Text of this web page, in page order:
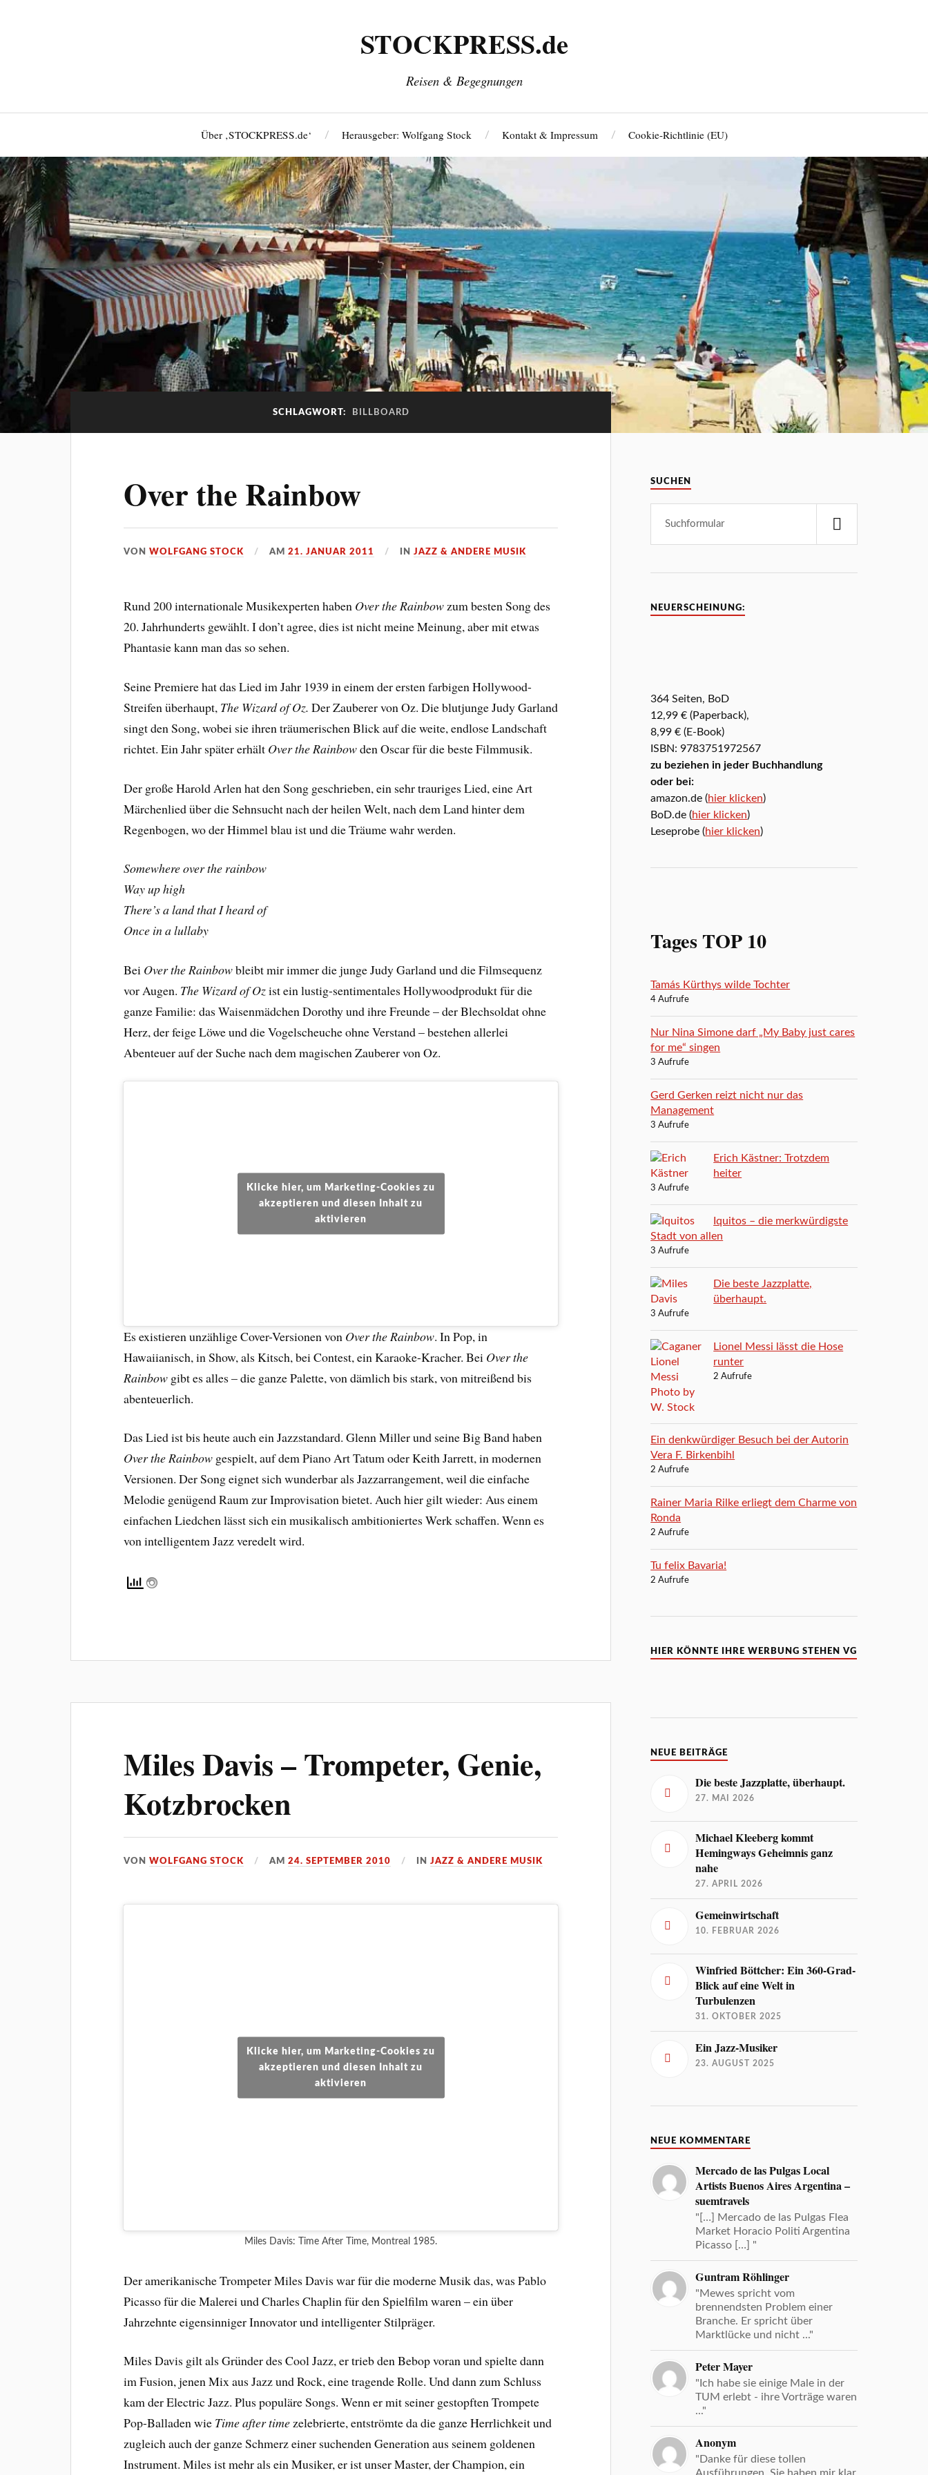
STOCKPRESS.de
Reisen & Begegnungen
Über ‚STOCKPRESS.de‘ Herausgeber: Wolfgang Stock Kontakt & Impressum Cookie-Richtlinie (EU)
SCHLAGWORT: BILLBOARD
Over the Rainbow
VONWOLFGANG STOCK AM21. JANUAR 2011 INJAZZ & ANDERE MUSIK
Rund 200 internationale Musikexperten haben Over the Rainbowzum besten Song des
20. Jahrhunderts gewählt. I don’t agree, dies ist nicht meine Meinung, aber mit etwas
Phantasie kann man das so sehen.
Seine Premiere hat das Lied im Jahr 1939 in einem der ersten farbigen Hollywood-
Streifen überhaupt, The Wizard of Oz. Der Zauberer von Oz. Die blutjunge Judy Garland
singt den Song, wobei sie ihren träumerischen Blick auf die weite, endlose Landschaft
richtet. Ein Jahr später erhält Over the Rainbowden Oscar für die beste Filmmusik.
Der große Harold Arlen hat den Song geschrieben, ein sehr trauriges Lied, eine Art
Märchenlied über die Sehnsucht nach der heilen Welt, nach dem Land hinter dem
Regenbogen, wo der Himmel blau ist und die Träume wahr werden.
Somewhere over the rainbow
Way up high
There’s a land that I heard of
Once in a lullaby
Bei Over the Rainbowbleibt mir immer die junge Judy Garland und die Filmsequenz
vor Augen. The Wizard of Ozist ein lustig-sentimentales Hollywoodprodukt für die
ganze Familie: das Waisenmädchen Dorothy und ihre Freunde – der Blechsoldat ohne
Herz, der feige Löwe und die Vogelscheuche ohne Verstand – bestehen allerlei
Abenteuer auf der Suche nach dem magischen Zauberer von Oz.
Klicke hier, um Marketing-Cookies zu
akzeptieren und diesen Inhalt zu
aktivieren
Es existieren unzählige Cover-Versionen von Over the Rainbow. In Pop, in
Hawaiianisch, in Show, als Kitsch, bei Contest, ein Karaoke-Kracher. Bei Over the
Rainbow gibt es alles – die ganze Palette, von dämlich bis stark, von mitreißend bis
abenteuerlich.
Das Lied ist bis heute auch ein Jazzstandard. Glenn Miller und seine Big Band haben
Over the Rainbow gespielt, auf dem Piano Art Tatum oder Keith Jarrett, in modernen
Versionen. Der Song eignet sich wunderbar als Jazzarrangement, weil die einfache
Melodie genügend Raum zur Improvisation bietet. Auch hier gilt wieder: Aus einem
einfachen Liedchen lässt sich ein musikalisch ambitioniertes Werk schaffen. Wenn es
von intelligentem Jazz veredelt wird.
Miles Davis – Trompeter, Genie,
Kotzbrocken
VONWOLFGANG STOCK AM24. SEPTEMBER 2010 INJAZZ & ANDERE MUSIK
Klicke hier, um Marketing-Cookies zu
akzeptieren und diesen Inhalt zu
aktivieren
Miles Davis: Time After Time, Montreal 1985.
Der amerikanische Trompeter Miles Davis war für die moderne Musik das, was Pablo
Picasso für die Malerei und Charles Chaplin für den Spielfilm waren – ein über
Jahrzehnte eigensinniger Innovator und intelligenter Stilpräger.
Miles Davis gilt als Gründer des Cool Jazz, er trieb den Bebop voran und spielte dann
im Fusion, jenen Mix aus Jazz und Rock, eine tragende Rolle. Und dann zum Schluss
kam der Electric Jazz. Plus populäre Songs. Wenn er mit seiner gestopften Trompete
Pop-Balladen wie Time after timezelebrierte, entströmte da die ganze Herrlichkeit und
zugleich auch der ganze Schmerz einer suchenden Generation aus seinem goldenen
Instrument. Miles ist mehr als ein Musiker, er ist unser Master, der Champion, ein
SUCHEN
NEUERSCHEINUNG:
364 Seiten, BoD
12,99 € (Paperback),
8,99 € (E-Book)
ISBN: 9783751972567
zu beziehen in jeder Buchhandlung
oder bei:
amazon.de (hier klicken)
BoD.de (hier klicken)
Leseprobe (hier klicken)
Tages TOP 10
Tamás Kürthys wilde Tochter
4 Aufrufe
Nur Nina Simone darf „My Baby just cares
for me“ singen
3 Aufrufe
Gerd Gerken reizt nicht nur das
Management
3 Aufrufe
Erich Kästner: Trotzdem
heiter
3 Aufrufe
Iquitos – die merkwürdigste
Stadt von allen
3 Aufrufe
Die beste Jazzplatte,
überhaupt.
3 Aufrufe
Lionel Messi lässt die Hose
runter
2 Aufrufe
Ein denkwürdiger Besuch bei der Autorin
Vera F. Birkenbihl
2 Aufrufe
Rainer Maria Rilke erliegt dem Charme von
Ronda
2 Aufrufe
Tu felix Bavaria!
2 Aufrufe
HIER KÖNNTE IHRE WERBUNG STEHEN VG
NEUE BEITRÄGE
Die beste Jazzplatte, überhaupt.
27. MAI 2026
Michael Kleeberg kommt
Hemingways Geheimnis ganz
nahe
27. APRIL 2026
Gemeinwirtschaft
10. FEBRUAR 2026
Winfried Böttcher: Ein 360-Grad-
Blick auf eine Welt in
Turbulenzen
31. OKTOBER 2025
Ein Jazz-Musiker
23. AUGUST 2025
NEUE KOMMENTARE
Mercado de las Pulgas Local
Artists Buenos Aires Argentina –
suemtravels
"[…] Mercado de las Pulgas Flea
Market Horacio Politi Argentina
Picasso […] "
Guntram Röhlinger
"Mewes spricht vom
brennendsten Problem einer
Branche. Er spricht über
Marktlücke und nicht ..."
Peter Mayer
"Ich habe sie einige Male in der
TUM erlebt - ihre Vorträge waren
..."
Anonym
"Danke für diese tollen
Ausführungen. Sie haben mir klar